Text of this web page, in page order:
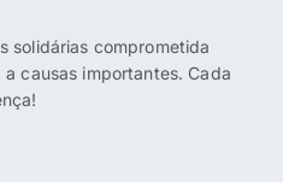
solidárias comprometida
causas importantes. Cada